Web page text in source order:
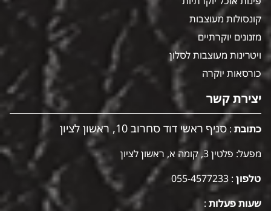
קונסולות מעוצבות
מזנונים יוקרתיים
ויטרינות מעוצבות לסלון
כורסאות יוקרה
יצירת קשר
כתובת : סניף ראשי דוד סחרוב 10, ראשון לציון
מפעל: פלטין 3, קומה א, ראשון לציון
טלפון :
055-4577233
שעות פעלות: